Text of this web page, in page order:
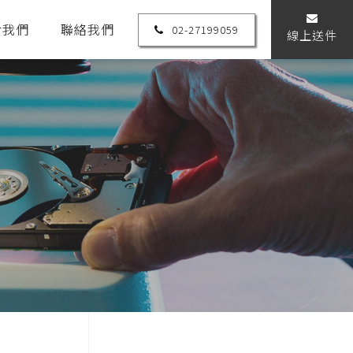
們 聯絡我們 02-27199059 線上送件